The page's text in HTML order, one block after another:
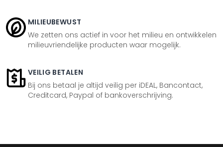
MILIEUBEWUST
We zetten ons actief in voor het milieu en ontwikkelen
milieuvriendelijke producten waar mogelijk.
VEILIG BETALEN
Bij ons betaal je altijd veilig per iDEAL, Bancontact,
Creditcard, Paypal of bankoverschrijving.